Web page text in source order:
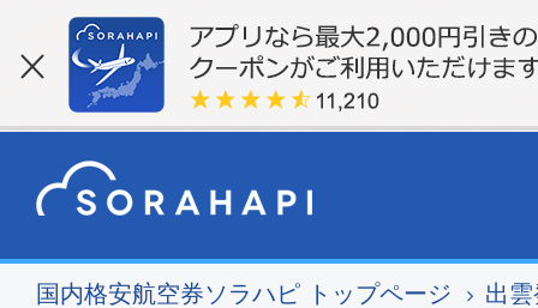
国内格安航空券ソラハピ トップページ 出